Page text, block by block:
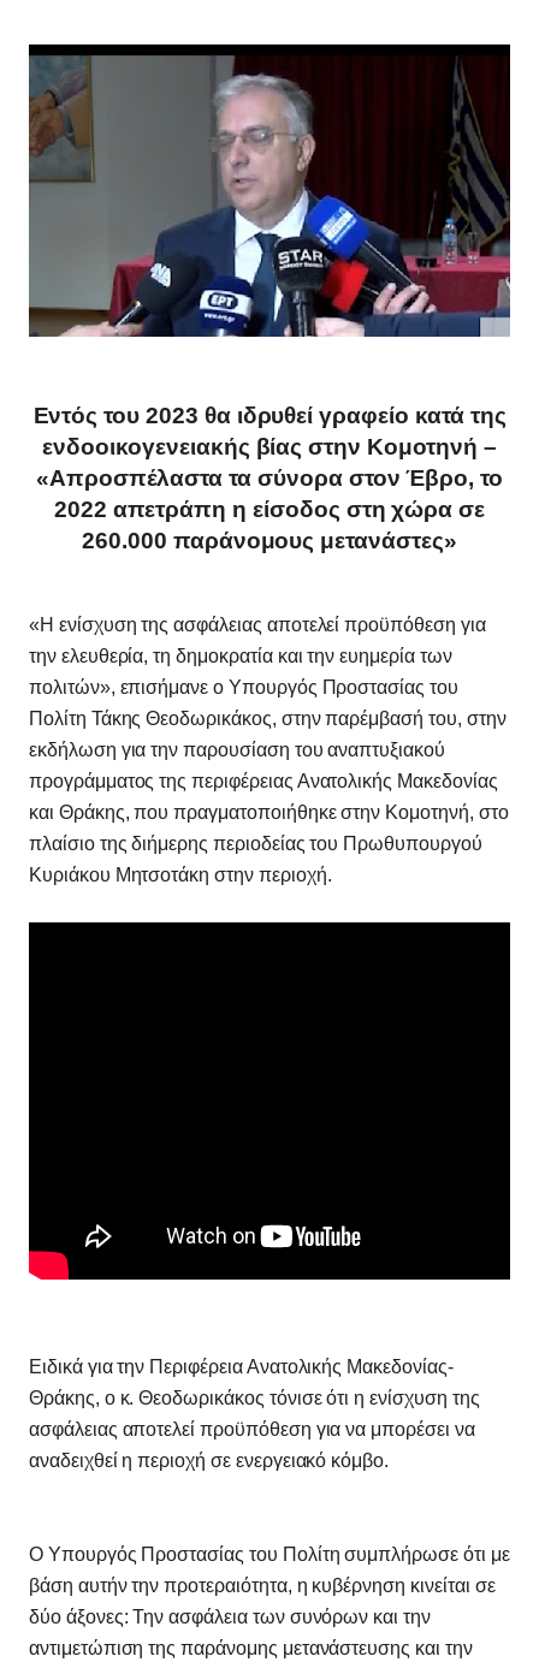
Εντός του 2023 θα ιδρυθεί γραφείο κατά της
ενδοοικογενειακής βίας στην Κομοτηνή –
«Απροσπέλαστα τα σύνορα στον Έβρο, το
2022 απετράπη η είσοδος στη χώρα σε
260.000 παράνομους μετανάστες»
«Η ενίσχυση της ασφάλειας αποτελεί προϋπόθεση για
την ελευθερία, τη δημοκρατία και την ευημερία των
πολιτών», επισήμανε ο Υπουργός Προστασίας του
Πολίτη Τάκης Θεοδωρικάκος, στην παρέμβασή του, στην
εκδήλωση για την παρουσίαση του αναπτυξιακού
προγράμματος της περιφέρειας Ανατολικής Μακεδονίας
και Θράκης, που πραγματοποιήθηκε στην Κομοτηνή, στο
πλαίσιο της διήμερης περιοδείας του Πρωθυπουργού
Κυριάκου Μητσοτάκη στην περιοχή.
Ειδικά για την Περιφέρεια Ανατολικής Μακεδονίας-
Θράκης, ο κ. Θεοδωρικάκος τόνισε ότι η ενίσχυση της
ασφάλειας αποτελεί προϋπόθεση για να μπορέσει να
αναδειχθεί η περιοχή σε ενεργειακό κόμβο.
Ο Υπουργός Προστασίας του Πολίτη συμπλήρωσε ότι με
βάση αυτήν την προτεραιότητα, η κυβέρνηση κινείται σε
δύο άξονες: Την ασφάλεια των συνόρων και την
αντιμετώπιση της παράνομης μετανάστευσης και την